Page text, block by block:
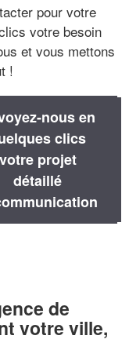
pour votre
votre besoin
et vous mettons
!
nous en
clics
votre projet
détaillé
de
votre ville,